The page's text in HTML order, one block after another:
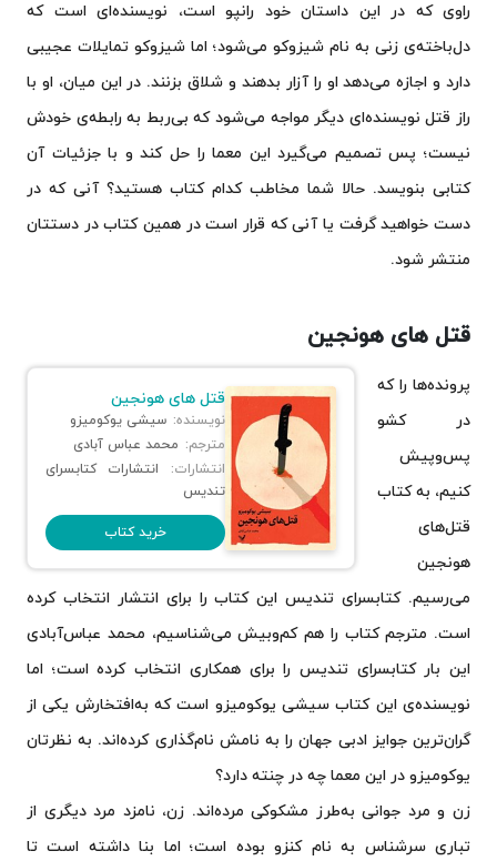
راوی که در این داستان خود رانپو است، نویسنده‌ای است که
دل‌باخته‌ی زنی به نام شیزوکو می‌شود؛ اما شیزوکو تمایلات عجیبی
دارد و اجازه می‌دهد او را آزار بدهند و شلاق بزنند. در این میان، او با
راز قتل نویسنده‌ای دیگر مواجه می‌شود که بی‌ربط به رابطه‌ی خودش
نیست؛ پس تصمیم می‌گیرد این معما را حل کند و با جزئیات آن
کتابی بنویسد. حالا شما مخاطب کدام کتاب هستید؟ آنی که در
دست خواهید گرفت یا آنی که قرار است در همین کتاب در دستتان
منتشر شود.
قتل های هونجین
قتل های هونجین
نویسنده: سیشی یوکومیزو
مترجم: محمد عباس آبادی
انتشارات:
انتشارات کتابسرای
تندیس
خرید کتاب
پرونده‌ها را که
در کشو
پس‌وپیش
کنیم، به کتاب
قتل‌های
هونجین
می‌رسیم. کتابسرای تندیس این کتاب را برای انتشار انتخاب کرده
است. مترجم کتاب را هم کم‌وبیش می‌شناسیم، محمد عباس‌آبادی
این بار کتابسرای تندیس را برای همکاری انتخاب کرده است؛ اما
نویسنده‌ی این کتاب سیشی یوکومیزو است که به‌افتخارش یکی از
گران‌ترین جوایز ادبی جهان را به نامش نام‌گذاری کرده‌اند. به نظرتان
یوکومیزو در این معما چه در چنته دارد؟
زن و مرد جوانی به‌طرز مشکوکی مرده‌اند. زن، نامزد مرد دیگری از
تباری سرشناس به نام کنزو بوده است؛ اما بنا داشته است تا